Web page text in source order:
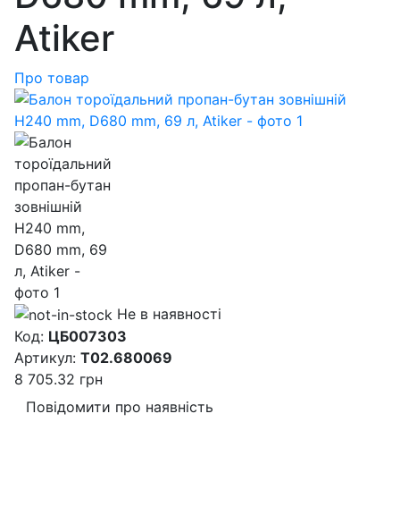
Atiker
Про товар
Не в наявності
Код: ЦБ007303
Артикул: T02.680069
8 705.32 грн
Повідомити про наявність